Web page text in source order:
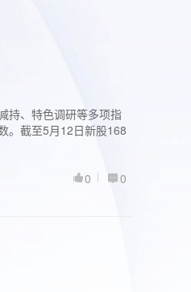
持、特色调研等多项指
。截至5月12日新股168
0
0